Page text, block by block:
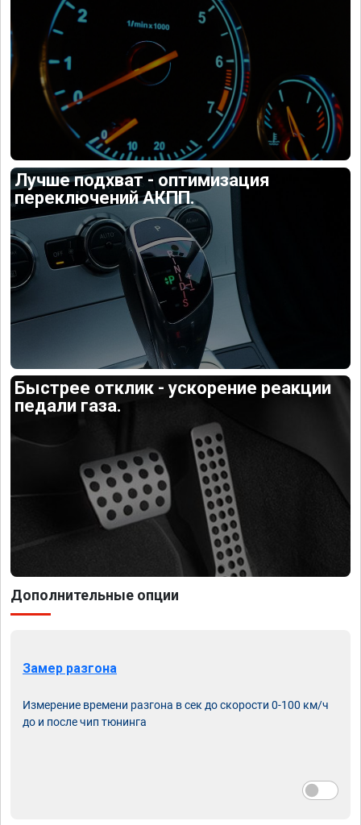
Лучше подхват - оптимизация
переключений АКПП.
Быстрее отклик - ускорение реакции
педали газа.
Дополнительные опции
Замер разгона
Измерение времени разгона в сек до скорости 0-100 км/ч
до и после чип тюнинга